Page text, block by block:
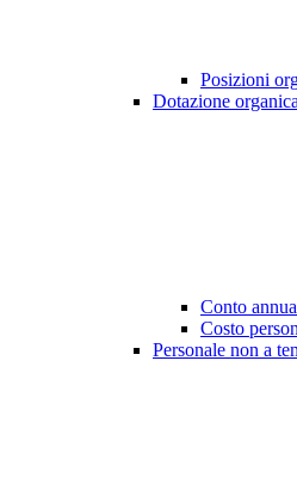
Posizioni
Dotazione organica
Conto
Costo
Personale non a